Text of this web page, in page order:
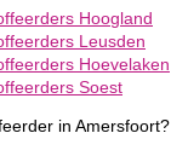
Hoogland
Leusden
Hoevelaken
Soest
in Amersfoort?